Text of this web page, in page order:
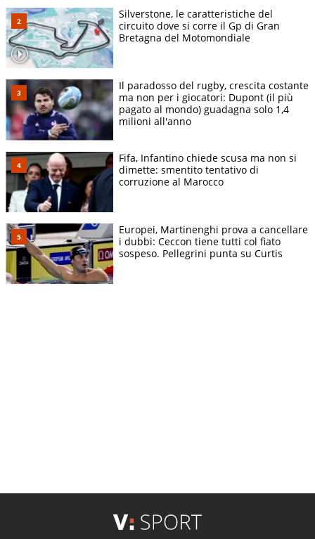
Silverstone, le caratteristiche del
circuito dove si corre il Gp di Gran
Bretagna del Motomondiale
Il paradosso del rugby, crescita costante
ma non per i giocatori: Dupont (il più
pagato al mondo) guadagna solo 1,4
milioni all'anno
Fifa, Infantino chiede scusa ma non si
dimette: smentito tentativo di
corruzione al Marocco
Europei, Martinenghi prova a cancellare
i dubbi: Ceccon tiene tutti col fiato
sospeso. Pellegrini punta su Curtis